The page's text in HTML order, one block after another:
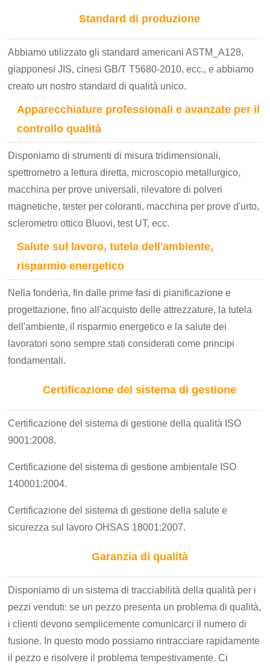
Standard di produzione
Abbiamo utilizzato gli standard americani ASTM_A128,
giapponesi JIS, cinesi GB/T T5680-2010, ecc., e abbiamo
creato un nostro standard di qualità unico.
Apparecchiature professionali e avanzate per il
controllo qualità
Disponiamo di strumenti di misura tridimensionali,
spettrometro a lettura diretta, microscopio metallurgico,
macchina per prove universali, rilevatore di polveri
magnetiche, tester per coloranti, macchina per prove d'urto,
sclerometro ottico Bluovi, test UT, ecc.
Salute sul lavoro, tutela dell'ambiente,
risparmio energetico
Nella fonderia, fin dalle prime fasi di pianificazione e
progettazione, fino all'acquisto delle attrezzature, la tutela
dell'ambiente, il risparmio energetico e la salute dei
lavoratori sono sempre stati considerati come principi
fondamentali.
Certificazione del sistema di gestione
Certificazione del sistema di gestione della qualità ISO
9001:2008.
Certificazione del sistema di gestione ambientale ISO
140001:2004.
Certificazione del sistema di gestione della salute e
sicurezza sul lavoro OHSAS 18001:2007.
Garanzia di qualità
Disponiamo di un sistema di tracciabilità della qualità per i
pezzi venduti: se un pezzo presenta un problema di qualità,
i clienti devono semplicemente comunicarci il numero di
fusione. In questo modo possiamo rintracciare rapidamente
il pezzo e risolvere il problema tempestivamente. Ci